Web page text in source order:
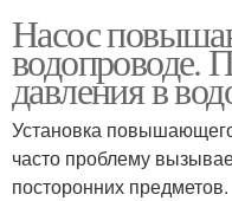
Насос
водопроводе.
давления в
Установка
часто проблему
посторонних предметов.